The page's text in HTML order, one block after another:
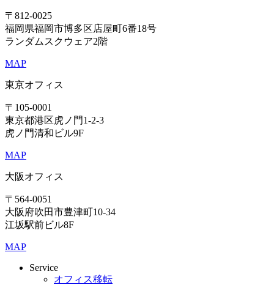
〒812-0025
福岡県福岡市博多区店屋町6番18号
ランダムスクウェア2階
MAP
東京オフィス
〒105-0001
東京都港区虎ノ門1-2-3
虎ノ門清和ビル9F
MAP
大阪オフィス
〒564-0051
大阪府吹田市豊津町10-34
江坂駅前ビル8F
MAP
Service
オフィス移転